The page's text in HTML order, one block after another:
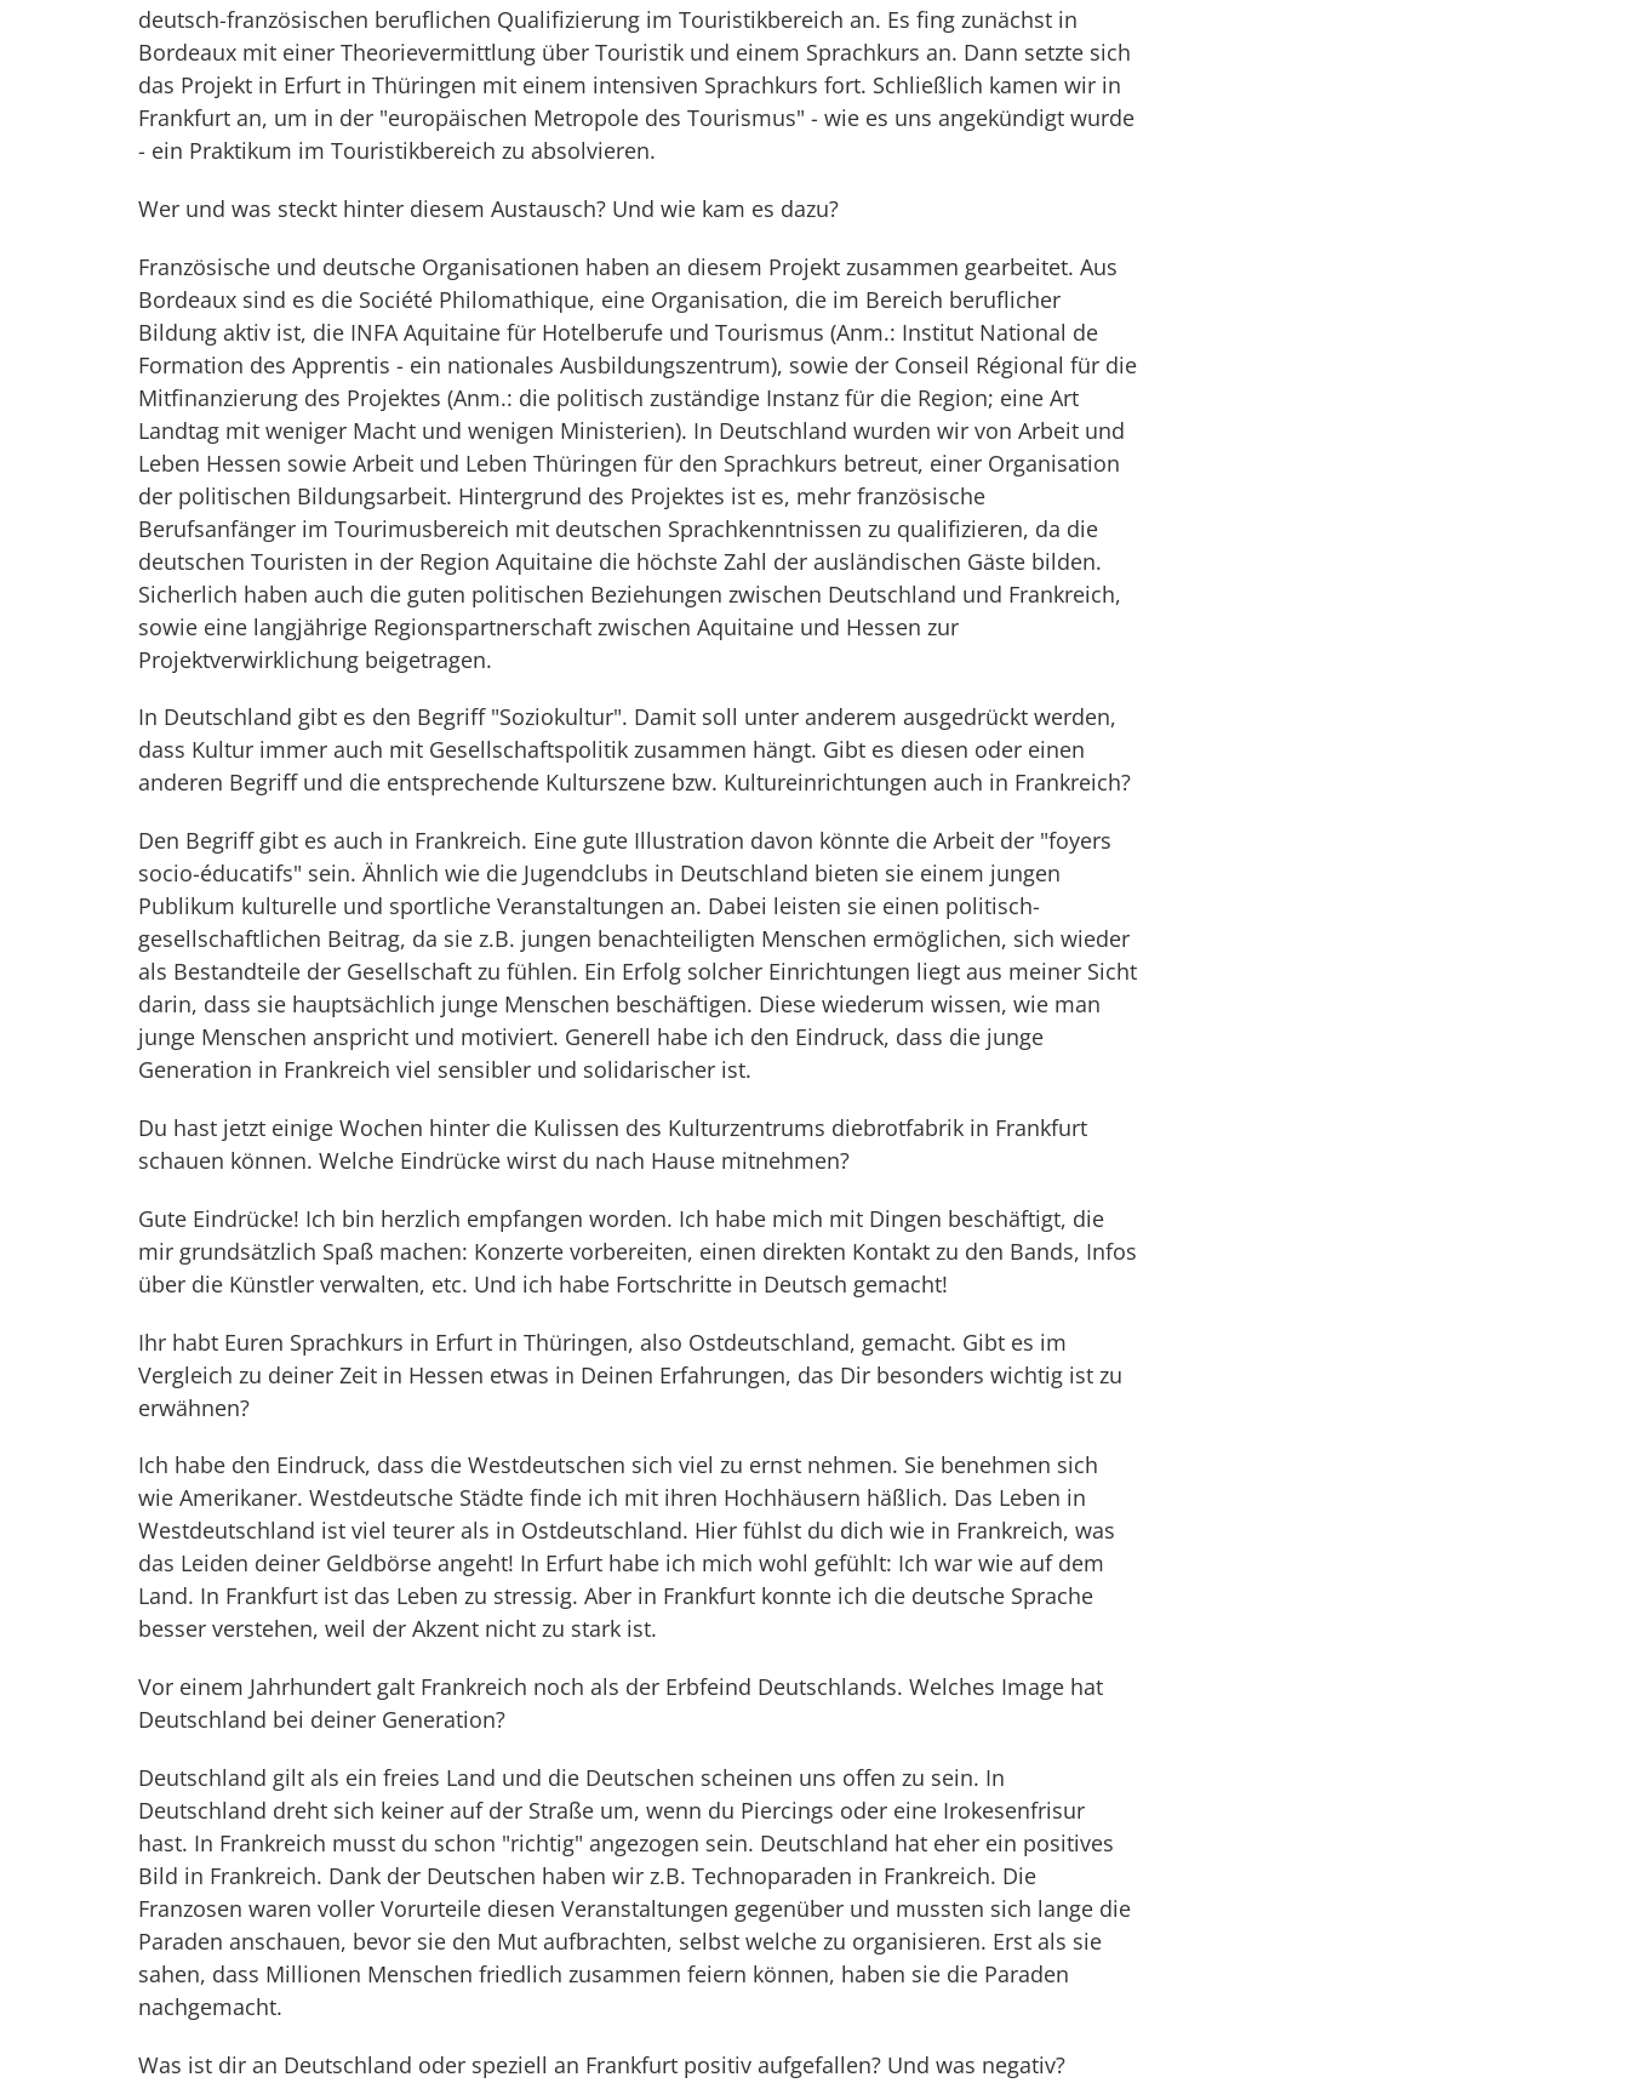
deutsch-französischen beruflichen Qualifizierung im Touristikbereich an. Es fing zunächst in
Bordeaux mit einer Theorievermittlung über Touristik und einem Sprachkurs an. Dann setzte sich
das Projekt in Erfurt in Thüringen mit einem intensiven Sprachkurs fort. Schließlich kamen wir in
Frankfurt an, um in der "europäischen Metropole des Tourismus" - wie es uns angekündigt wurde
- ein Praktikum im Touristikbereich zu absolvieren.
Wer und was steckt hinter diesem Austausch? Und wie kam es dazu?
Französische und deutsche Organisationen haben an diesem Projekt zusammen gearbeitet. Aus
Bordeaux sind es die Société Philomathique, eine Organisation, die im Bereich beruflicher
Bildung aktiv ist, die INFA Aquitaine für Hotelberufe und Tourismus (Anm.: Institut National de
Formation des Apprentis - ein nationales Ausbildungszentrum), sowie der Conseil Régional für die
Mitfinanzierung des Projektes (Anm.: die politisch zuständige Instanz für die Region; eine Art
Landtag mit weniger Macht und wenigen Ministerien). In Deutschland wurden wir von Arbeit und
Leben Hessen sowie Arbeit und Leben Thüringen für den Sprachkurs betreut, einer Organisation
der politischen Bildungsarbeit. Hintergrund des Projektes ist es, mehr französische
Berufsanfänger im Tourimusbereich mit deutschen Sprachkenntnissen zu qualifizieren, da die
deutschen Touristen in der Region Aquitaine die höchste Zahl der ausländischen Gäste bilden.
Sicherlich haben auch die guten politischen Beziehungen zwischen Deutschland und Frankreich,
sowie eine langjährige Regionspartnerschaft zwischen Aquitaine und Hessen zur
Projektverwirklichung beigetragen.
In Deutschland gibt es den Begriff "Soziokultur". Damit soll unter anderem ausgedrückt werden,
dass Kultur immer auch mit Gesellschaftspolitik zusammen hängt. Gibt es diesen oder einen
anderen Begriff und die entsprechende Kulturszene bzw. Kultureinrichtungen auch in Frankreich?
Den Begriff gibt es auch in Frankreich. Eine gute Illustration davon könnte die Arbeit der "foyers
socio-éducatifs" sein. Ähnlich wie die Jugendclubs in Deutschland bieten sie einem jungen
Publikum kulturelle und sportliche Veranstaltungen an. Dabei leisten sie einen politisch-
gesellschaftlichen Beitrag, da sie z.B. jungen benachteiligten Menschen ermöglichen, sich wieder
als Bestandteile der Gesellschaft zu fühlen. Ein Erfolg solcher Einrichtungen liegt aus meiner Sicht
darin, dass sie hauptsächlich junge Menschen beschäftigen. Diese wiederum wissen, wie man
junge Menschen anspricht und motiviert. Generell habe ich den Eindruck, dass die junge
Generation in Frankreich viel sensibler und solidarischer ist.
Du hast jetzt einige Wochen hinter die Kulissen des Kulturzentrums diebrotfabrik in Frankfurt
schauen können. Welche Eindrücke wirst du nach Hause mitnehmen?
Gute Eindrücke! Ich bin herzlich empfangen worden. Ich habe mich mit Dingen beschäftigt, die
mir grundsätzlich Spaß machen: Konzerte vorbereiten, einen direkten Kontakt zu den Bands, Infos
über die Künstler verwalten, etc. Und ich habe Fortschritte in Deutsch gemacht!
Ihr habt Euren Sprachkurs in Erfurt in Thüringen, also Ostdeutschland, gemacht. Gibt es im
Vergleich zu deiner Zeit in Hessen etwas in Deinen Erfahrungen, das Dir besonders wichtig ist zu
erwähnen?
Ich habe den Eindruck, dass die Westdeutschen sich viel zu ernst nehmen. Sie benehmen sich
wie Amerikaner. Westdeutsche Städte finde ich mit ihren Hochhäusern häßlich. Das Leben in
Westdeutschland ist viel teurer als in Ostdeutschland. Hier fühlst du dich wie in Frankreich, was
das Leiden deiner Geldbörse angeht! In Erfurt habe ich mich wohl gefühlt: Ich war wie auf dem
Land. In Frankfurt ist das Leben zu stressig. Aber in Frankfurt konnte ich die deutsche Sprache
besser verstehen, weil der Akzent nicht zu stark ist.
Vor einem Jahrhundert galt Frankreich noch als der Erbfeind Deutschlands. Welches Image hat
Deutschland bei deiner Generation?
Deutschland gilt als ein freies Land und die Deutschen scheinen uns offen zu sein. In
Deutschland dreht sich keiner auf der Straße um, wenn du Piercings oder eine Irokesenfrisur
hast. In Frankreich musst du schon "richtig" angezogen sein. Deutschland hat eher ein positives
Bild in Frankreich. Dank der Deutschen haben wir z.B. Technoparaden in Frankreich. Die
Franzosen waren voller Vorurteile diesen Veranstaltungen gegenüber und mussten sich lange die
Paraden anschauen, bevor sie den Mut aufbrachten, selbst welche zu organisieren. Erst als sie
sahen, dass Millionen Menschen friedlich zusammen feiern können, haben sie die Paraden
nachgemacht.
Was ist dir an Deutschland oder speziell an Frankfurt positiv aufgefallen? Und was negativ?